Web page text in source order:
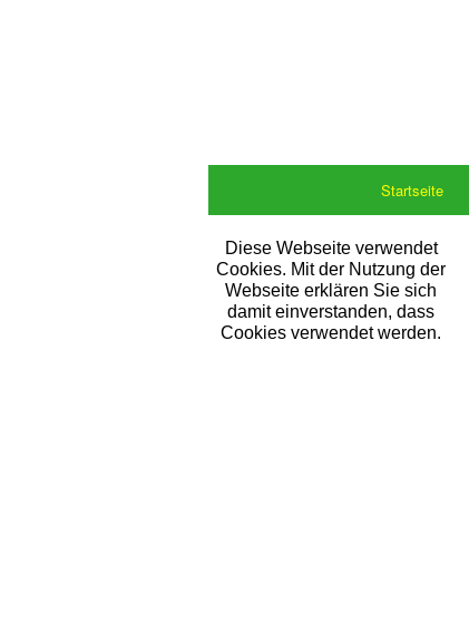
Startseite
Diese Webseite verwendet
Cookies. Mit der Nutzung der
Webseite erklären Sie sich
damit einverstanden, dass
Cookies verwendet werden.